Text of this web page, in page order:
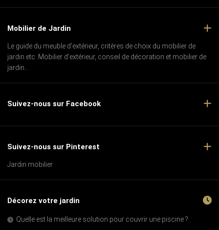
Mobilier de Jardin
Le guide du meuble d'extérieur, critères de choix du mobilier de
jardin etc. Mobilier d’extérieur, conseil de décoration et mobilier de
jardin...
Suivez-nous sur Facebook
Suivez-nous sur Pinterest
Jardin mobilier
Décorez votre jardin
Quelle est la meilleure solution pour couvrir une piscine ?